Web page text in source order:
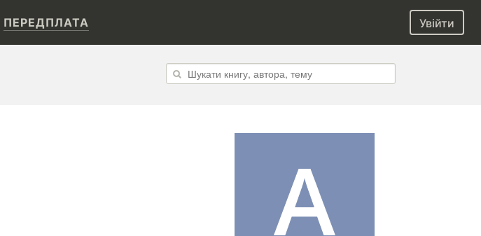
ПЕРЕДПЛАТА Увійти